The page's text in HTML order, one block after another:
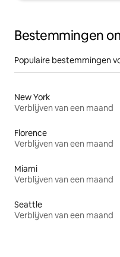
Bestemmingen
Populaire bestemmingen
New York
Verblijven van een maand
Florence
Verblijven van een maand
Miami
Verblijven van een maand
Seattle
Verblijven van een maand